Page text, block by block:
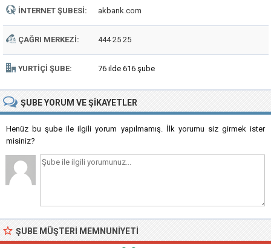
İNTERNET ŞUBESI: akbank.com
ÇAĞRI MERKEZI: 444 25 25
YURTIÇI ŞUBE: 76 ilde 616 şube
ŞUBEYORUM VE ŞIKAYETLER
Henüz bu şube ile ilgili yorum yapılmamış. İlk yorumu siz girmek ister
misiniz?
ŞUBE MÜŞTERI MEMNUNIYETI